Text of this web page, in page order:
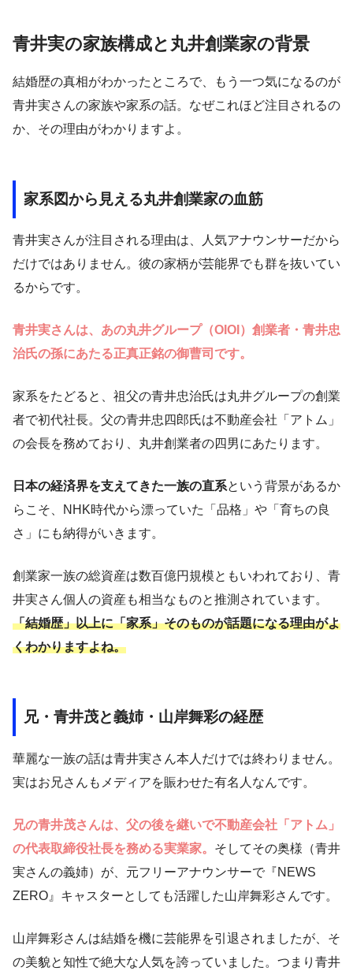
青井実の家族構成と丸井創業家の背景
結婚歴の真相がわかったところで、もう一つ気になるのが
青井実さんの家族や家系の話。なぜこれほど注目されるの
か、その理由がわかりますよ。
家系図から見える丸井創業家の血筋
青井実さんが注目される理由は、人気アナウンサーだから
だけではありません。彼の家柄が芸能界でも群を抜いてい
るからです。
青井実さんは、あの丸井グループ（OIOI）創業者・青井忠
治氏の孫にあたる正真正銘の御曹司です。
家系をたどると、祖父の青井忠治氏は丸井グループの創業
者で初代社長。父の青井忠四郎氏は不動産会社「アトム」
の会長を務めており、丸井創業者の四男にあたります。
日本の経済界を支えてきた一族の直系という背景があるか
らこそ、NHK時代から漂っていた「品格」や「育ちの良
さ」にも納得がいきます。
創業家一族の総資産は数百億円規模ともいわれており、青
井実さん個人の資産も相当なものと推測されています。
「結婚歴」以上に「家系」そのものが話題になる理由がよ
くわかりますよね。
兄・青井茂と義姉・山岸舞彩の経歴
華麗な一族の話は青井実さん本人だけでは終わりません。
実はお兄さんもメディアを賑わせた有名人なんです。
兄の青井茂さんは、父の後を継いで不動産会社「アトム」
の代表取締役社長を務める実業家。 そしてその奥様（青井
実さんの義姉）が、元フリーアナウンサーで『NEWS
ZERO』キャスターとしても活躍した山岸舞彩さんです。
山岸舞彩さんは結婚を機に芸能界を引退されましたが、そ
の美貌と知性で絶大な人気を誇っていました。つまり青井